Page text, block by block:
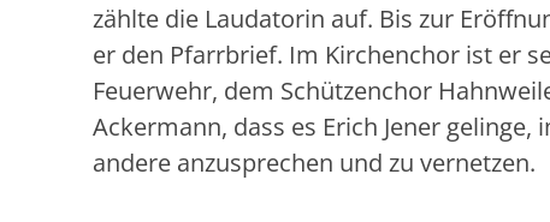
zählte die Laudatorin auf. Bis zur
er den Pfarrbrief. Im Kirchenchor ist er
Feuerwehr, dem Schützenchor
Ackermann, dass es Erich Jener
andere anzusprechen und zu vernetzen.